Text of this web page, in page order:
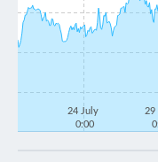
24 July
0:00
29